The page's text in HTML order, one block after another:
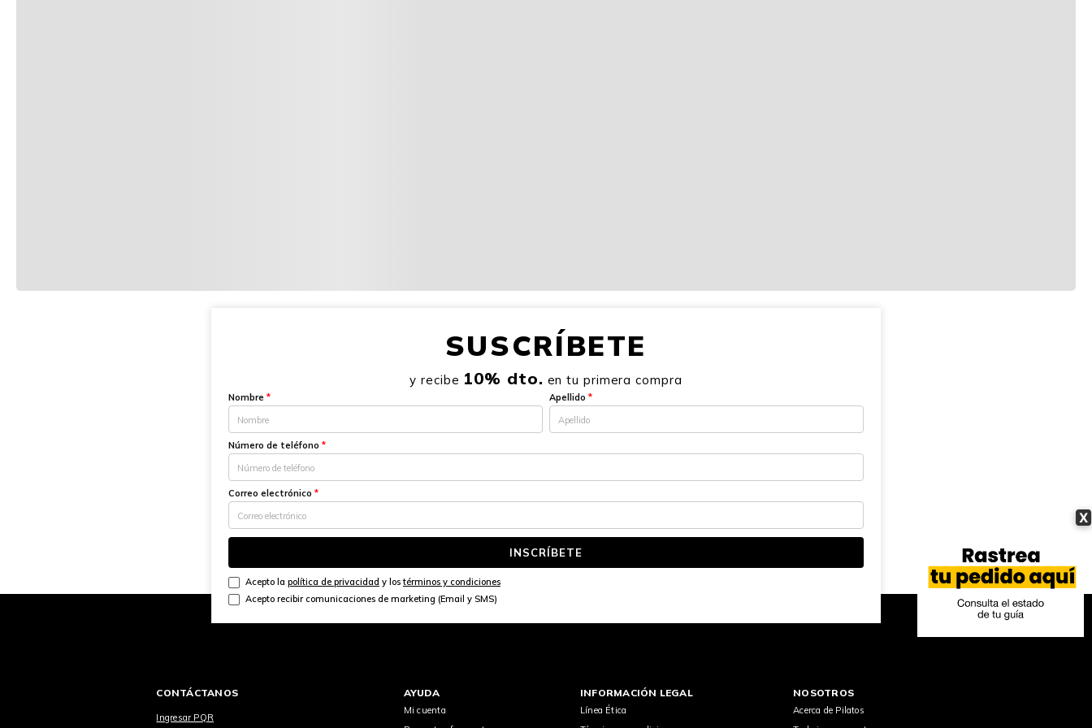
X
SUSCRÍBETE
y recibe 10% dto. en tu primera compra
Nombre * Apellido *
Número de teléfono *
Correo electrónico *
INSCRÍBETE
Acepto la política de privacidad y lostérminos y condiciones
Acepto recibir comunicaciones de marketing (Email y SMS)
CONTÁCTANOS
Ingresar PQR
AYUDA
Mi cuenta
INFORMACIÓN LEGAL
Línea Ética
NOSOTROS
Acerca de Pilatos